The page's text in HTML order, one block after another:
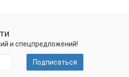
и спецпредложений!
Подписаться